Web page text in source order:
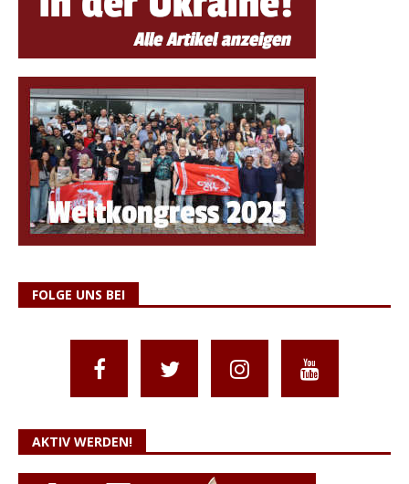
FOLGE UNS BEI
AKTIV WERDEN!